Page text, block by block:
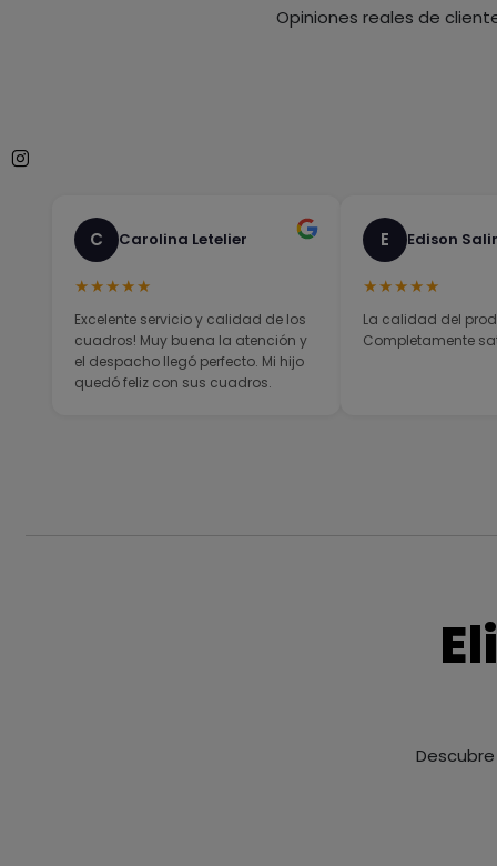
Opiniones reales de
C Carolina Letelier
★★★★★
Excelente servicio y calidad de los
cuadros! Muy buena la atención y
el despacho llegó perfecto. Mi hijo
quedó feliz con sus cuadros.
E Edison
★★★★★
La calidad del
Completamente